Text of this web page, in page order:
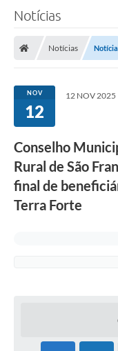
A Cidade
Publicações Oficiais
Coronavírus
Consórcio Josafaz
Notícias
Notícias Notícia
NOV
12
12 NOV 2025
Conselho
Rural de São
final de
Terra Forte